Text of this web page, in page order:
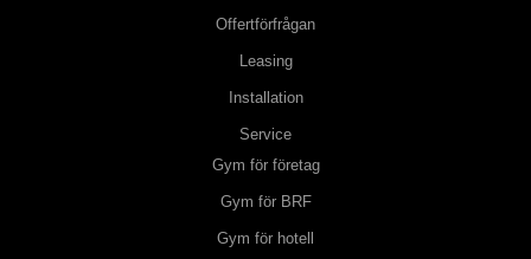
Offertförfrågan
Leasing
Installation
Service
Gym för företag
Gym för BRF
Gym för hotell